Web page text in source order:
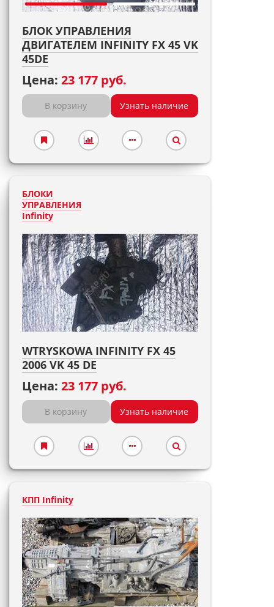
БЛОК УПРАВЛЕНИЯ
ДВИГАТЕЛЕМ INFINITY FX 45 VK
45DE
Цена: 23 177 руб.
В корзину Узнать наличие
БЛОКИ
УПРАВЛЕНИЯ
Infinity
WTRYSKOWA INFINITY FX 45
2006 VK 45 DE
Цена: 23 177 руб.
В корзину Узнать наличие
КПП Infinity